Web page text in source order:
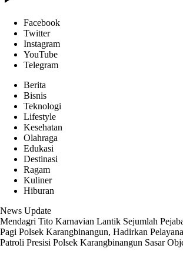
Facebook
Twitter
Instagram
YouTube
Telegram
Berita
Bisnis
Teknologi
Lifestyle
Kesehatan
Olahraga
Edukasi
Destinasi
Ragam
Kuliner
Hiburan
News Update
Mendagri Tito Karnavian Lantik Sejumlah
Pagi Polsek Karangbinangun, Hadirkan
Patroli Presisi Polsek Karangbinangun Sasar